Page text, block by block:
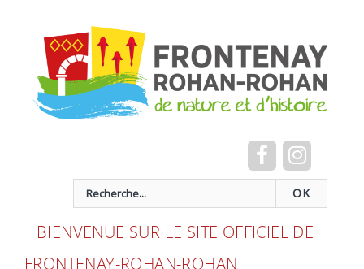
OK
BIENVENUE SUR LE SITE OFFICIEL DE
FRONTENAY-ROHAN-ROHAN